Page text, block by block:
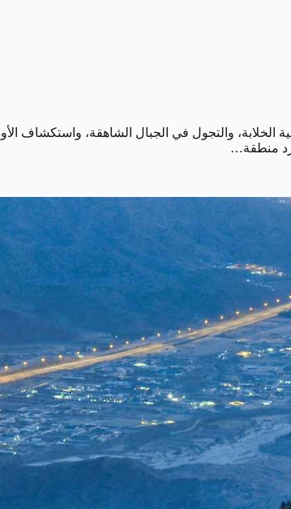
الخلابة، والتجول في الجبال الشاهقة، واستكشاف
منطقة…